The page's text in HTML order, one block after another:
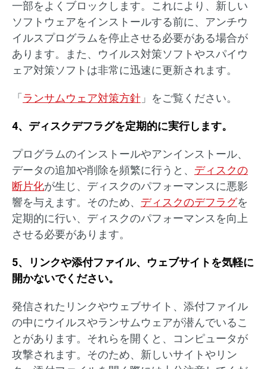
一部をよくブロックします。これにより、新しい
ソフトウェアをインストールする前に、アンチウ
イルスプログラムを停止させる必要がある場合が
あります。また、ウイルス対策ソフトやスパイウ
ェア対策ソフトは非常に迅速に更新されます。
「ランサムウェア対策方針 」をご覧ください。
4、ディスクデフラグを定期的に実行します。
プログラムのインストールやアンインストール、
データの追加や削除を頻繁に行うと、 ディスクの
断片化が生じ、ディスクのパフォーマンスに悪影
響を与えます。そのため、 ディスクのデフラグを
定期的に行い、ディスクのパフォーマンスを向上
させる必要があります。
5、リンクや添付ファイル、ウェブサイトを気軽に
開かないでください。
発信されたリンクやウェブサイト、添付ファイル
の中にウイルスやランサムウェアが潜んでいるこ
とがあります。それらを開くと、コンピュータが
攻撃されます。そのため、新しいサイトやリン